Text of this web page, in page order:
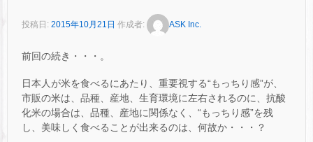
投稿日: 2015年10月21日 作成者: ASK Inc.
前回の続き・・・。
日本人が米を食べるにあたり、重要視する“もっちり感”が、
市販の米は、品種、産地、生育環境に左右されるのに、抗酸
化米の場合は、品種、産地に関係なく、“もっちり感”を残
し、美味しく食べることが出来るのは、何故か・・・？